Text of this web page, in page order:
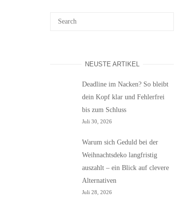
NEUSTE ARTIKEL
Deadline im Nacken? So bleibt
dein Kopf klar und Fehlerfrei
bis zum Schluss
Juli 30, 2026
Warum sich Geduld bei der
Weihnachtsdeko langfristig
auszahlt – ein Blick auf clevere
Alternativen
Juli 28, 2026